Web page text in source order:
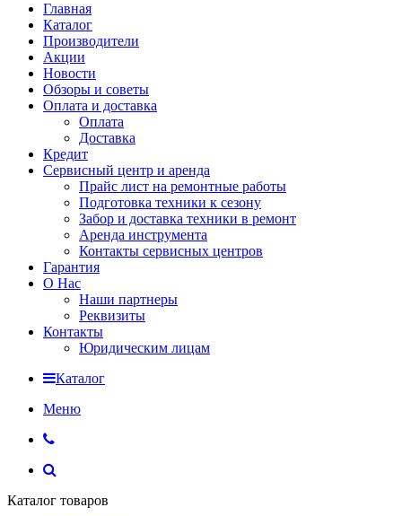
Главная
Каталог
Производители
Акции
Новости
Обзоры и советы
Оплата и доставка
Оплата
Доставка
Кредит
Сервисный центр и аренда
Прайс лист на ремонтные работы
Подготовка техники к сезону
Забор и доставка техники в ремонт
Аренда инструмента
Контакты сервисных центров
Гарантия
О Нас
Наши партнеры
Реквизиты
Контакты
Юридическим лицам
Каталог
Меню
Каталог товаров